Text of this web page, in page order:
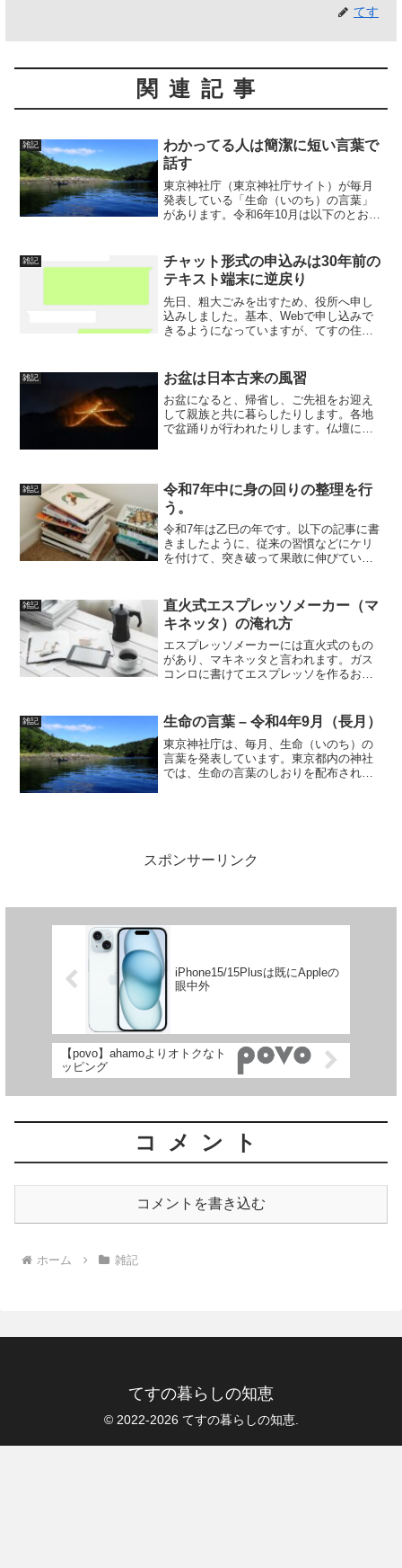
てす
関連記事
雑記
わかってる人は簡潔に短い言葉で
話す
東京神社庁（東京神社庁サイト）が毎月
発表している「生命（いのち）の言葉」
があります。令和6年10月は以下のとおり
解している者）は、多くを言わずに本質
を短い言葉で簡潔に話...
雑記
チャット形式の申込みは30年前の
テキスト端末に逆戻り
先日、粗大ごみを出すため、役所へ申し
込みしました。基本、Webで申し込みで
きるようになっていますが、てすの住む
ページで必要事項を記入し、送信ボタン
を押すとメールが...
雑記 お盆は日本古来の風習
お盆になると、帰省し、ご先祖をお迎え
して親族と共に暮らしたりします。各地
で盆踊りが行われたりします。仏壇には
め、お盆は仏教行事と思って...
雑記
令和7年中に身の回りの整理を行
う。
令和7年は乙巳の年です。以下の記事に書
きましたように、従来の習慣などにケリ
を付けて、突き破って果敢に伸びていく
るものをまとめました。今年中に整理す
るもの過去に利用し...
雑記
直火式エスプレッソメーカー（マ
キネッタ）の淹れ方
エスプレッソメーカーには直火式のもの
があり、マキネッタと言われます。ガス
コンロに書けてエスプレッソを作るお手
れ方をまとめました。マキネッタの部品
名水を入れるボイラー内側...
雑記 生命の言葉 – 令和4年9月（長月）
東京神社庁は、毎月、生命（いのち）の
言葉を発表しています。東京都内の神社
では、生命の言葉のしおりを配布されて
スポンサーリンク
iPhone15/15Plusは既にAppleの
眼中外
【povo】ahamoよりオトクなト
ッピング
コメント
コメントを書き込む
ホーム 雑記
てすの暮らしの知恵
© 2022-2026 てすの暮らしの知恵.